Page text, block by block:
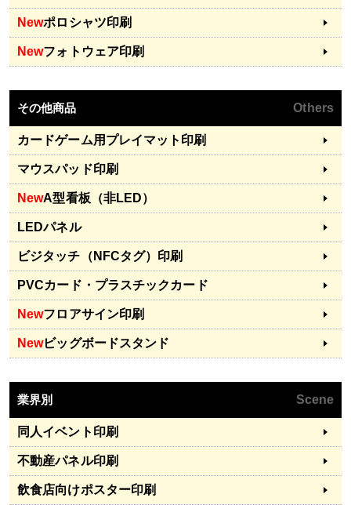
Newポロシャツ印刷
Newフォトウェア印刷
その他商品 Others
カードゲーム用プレイマット印刷
マウスパッド印刷
NewA型看板（非LED）
LEDパネル
ビジタッチ（NFCタグ）印刷
PVCカード・プラスチックカード
Newフロアサイン印刷
Newビッグボードスタンド
業界別 Scene
同人イベント印刷
不動産パネル印刷
飲食店向けポスター印刷